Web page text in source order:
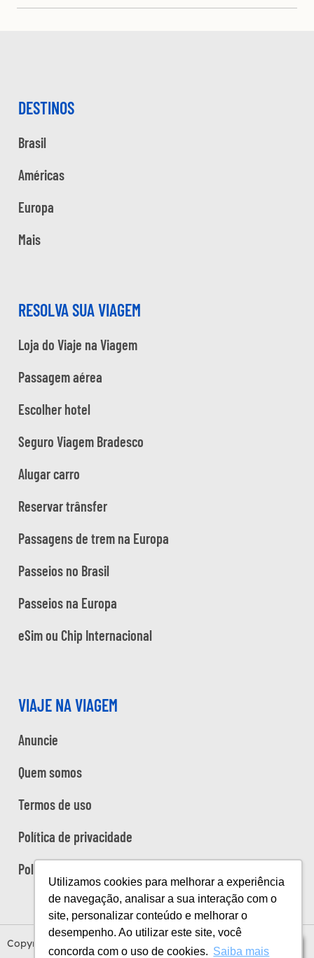
Utilizamos cookies para melhorar a experiência
de navegação, analisar a sua interação com o
site, personalizar conteúdo e melhorar o
desempenho. Ao utilizar este site, você
concorda com o uso de cookies. Saiba maisÍndice
DESTINOS
Brasil
Américas
Europa
Mais
RESOLVA SUA VIAGEM
Loja do Viaje na Viagem
Passagem aérea
Escolher hotel
Seguro Viagem Bradesco
Alugar carro
Reservar trânsfer
Passagens de trem na Europa
Passeios no Brasil
Passeios na Europa
eSim ou Chip Internacional
VIAJE NA VIAGEM
Anuncie
Quem somos
Termos de uso
Política de privacidade
Política de cookies
Copyright Viaje na Viagem © 2026